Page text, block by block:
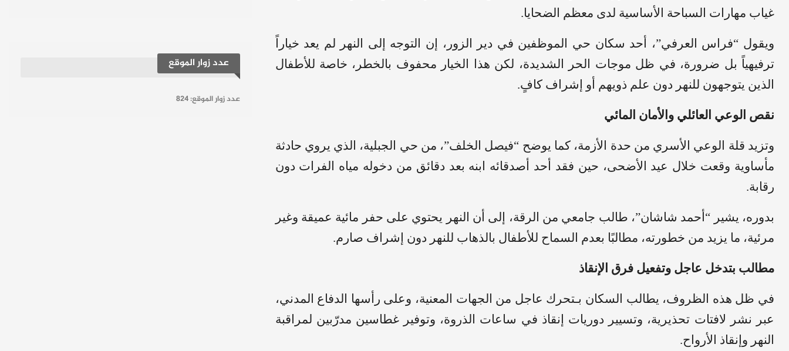
غياب مهارات السباحة الأساسية لدى معظم الضحايا.
ويقول “فراس العرفي”، أحد سكان حي الموظفين في دير الزور، إن التوجه إلى النهر لم يعد خياراً
ترفيهياً بل ضرورة، في ظل موجات الحر الشديدة، لكن هذا الخيار محفوف بالخطر، خاصة للأطفال
الذين يتوجهون للنهر دون علم ذويهم أو إشراف كافٍ.
نقص الوعي العائلي والأمان المائي
وتزيد قلة الوعي الأسري من حدة الأزمة، كما يوضح “فيصل الخلف”، من حي الجبلية، الذي يروي حادثة
مأساوية وقعت خلال عيد الأضحى، حين فقد أحد أصدقائه ابنه بعد دقائق من دخوله مياه الفرات دون
رقابة.
بدوره، يشير “أحمد شاشان”، طالب جامعي من الرقة، إلى أن النهر يحتوي على حفر مائية عميقة وغير
مرئية، ما يزيد من خطورته، مطالبًا بعدم السماح للأطفال بالذهاب للنهر دون إشراف صارم.
مطالب بتدخل عاجل وتفعيل فرق الإنقاذ
في ظل هذه الظروف، يطالب السكان بـتحرك عاجل من الجهات المعنية، وعلى رأسها الدفاع المدني،
عبر نشر لافتات تحذيرية، وتسيير دوريات إنقاذ في ساعات الذروة، وتوفير غطاسين مدرّبين لمراقبة
النهر وإنقاذ الأرواح.
عدد زوار الموقع
عدد زوار الموقع:824